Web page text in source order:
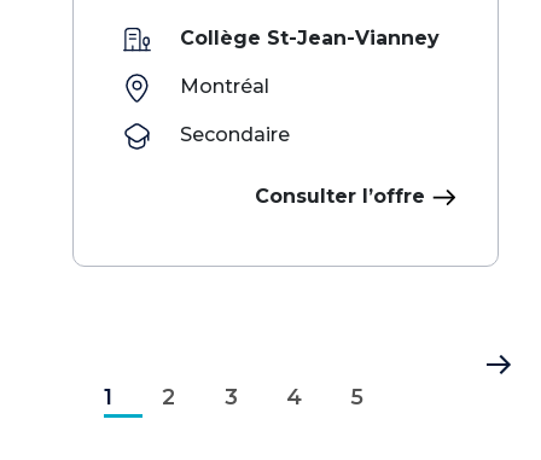
Collège St-Jean-Vianney
Montréal
Secondaire
Consulter l’offre
courante
1
2
3
4
5
Dernière